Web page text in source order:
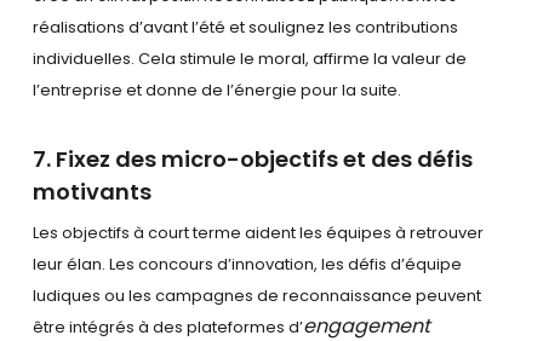
réalisations d’avant l’été et soulignez les contributions
individuelles. Cela stimule le moral, affirme la valeur de
l’entreprise et donne de l’énergie pour la suite.
7. Fixez des micro-objectifs et des défis
motivants
Les objectifs à court terme aident les équipes à retrouver
leur élan. Les concours d’innovation, les défis d’équipe
ludiques ou les campagnes de reconnaissance peuvent
être intégrés à des plateformes d’engagement